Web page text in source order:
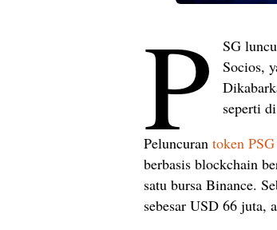
P
SG
Socios,
seperti
Peluncuran token PSG
berbasis blockchain
satu bursa Binance.
sebesar USD 66 juta,